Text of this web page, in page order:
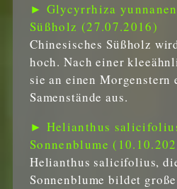
► Glycyrrhiza
Süßholz (27.07.2016)
Chinesisches Süßholz
hoch. Nach einer
sie an einen Morgenstern
Samenstände aus.
► Helianthus
Sonnenblume
Helianthus salicifolius,
Sonnenblume bildet